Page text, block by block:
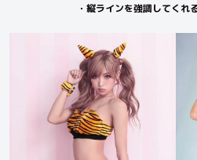
・縦ラインを強調してく